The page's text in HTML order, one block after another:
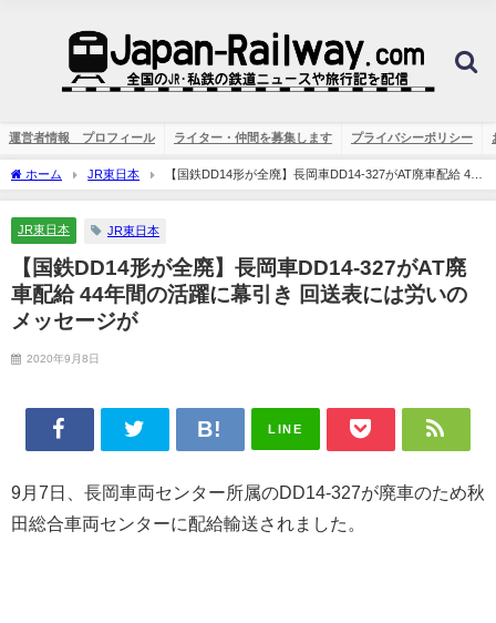
運営者情報 プロフィール ライター・仲間を募集します プライバシーポリシー
ホーム JR東日本
【国鉄DD14形が全廃】長岡車DD14-327がAT廃車配給 44
年間の活躍に幕引き 回送表には労いのメッセージが
JR東日本 JR東日本
【国鉄DD14形が全廃】長岡車DD14-327がAT廃
車配給 44年間の活躍に幕引き 回送表には労いの
メッセージが
2020年9月8日
LINE
9月7日、長岡車両センター所属のDD14-327が廃車のため秋
田総合車両センターに配給輸送されました。